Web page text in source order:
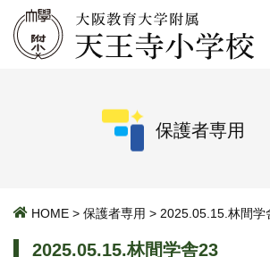
保護者専用
HOME > 保護者専用 > 2025.05.15.林間学
2025.05.15.林間学舎23